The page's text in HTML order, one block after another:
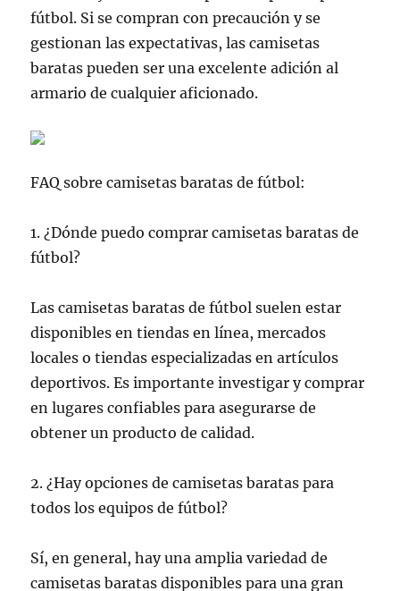
fútbol. Si se compran con precaución y se
gestionan las expectativas, las camisetas
baratas pueden ser una excelente adición al
armario de cualquier aficionado.
FAQ sobre camisetas baratas de fútbol:
1. ¿Dónde puedo comprar camisetas baratas de
fútbol?
Las camisetas baratas de fútbol suelen estar
disponibles en tiendas en línea, mercados
locales o tiendas especializadas en artículos
deportivos. Es importante investigar y comprar
en lugares confiables para asegurarse de
obtener un producto de calidad.
2. ¿Hay opciones de camisetas baratas para
todos los equipos de fútbol?
Sí, en general, hay una amplia variedad de
camisetas baratas disponibles para una gran